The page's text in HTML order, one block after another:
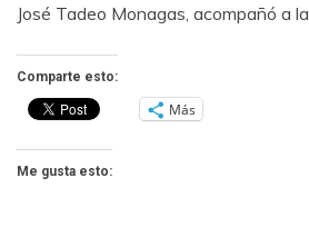
José Tadeo Monagas, acompañó a la
Comparte esto:
Más
Me gusta esto: